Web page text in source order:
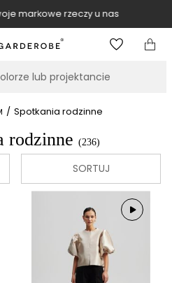
markowe rzeczy u nas
/ Spotkania rodzinne
rodzinne (236)
SORTUJ